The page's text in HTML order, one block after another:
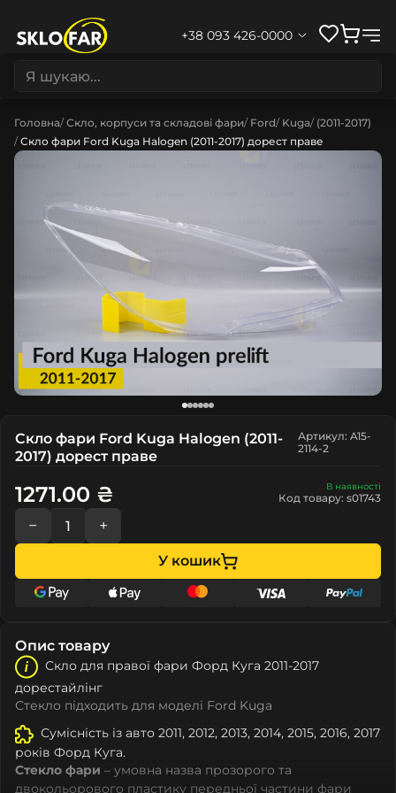
+38 093 426-0000
Головна Скло, корпуси та складові фари Ford Kuga (2011-2017)
Скло фари Ford Kuga Halogen (2011-2017) дорест праве
Скло фари Ford Kuga Halogen (2011-
2017) дорест праве
Артикул: A15-
2114-2
В наявності
Код товару: s01743
1271.00 ₴
− +
У кошик
Опис товару
Скло для правої фари Форд Куга 2011-2017
дорестайлінг
Стекло підходить для моделі Ford Kuga
Сумісність із авто 2011, 2012, 2013, 2014, 2015, 2016, 2017
років Форд Куга.
Стекло фари – умовна назва прозорого та
двокольорового пластику передньої частини фари